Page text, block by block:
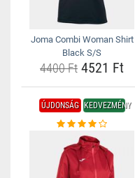
Joma Combi Woman Shirt
Black S/S
4400 Ft 4521 Ft
ÚJDONSÁG KEDVEZMÉNY